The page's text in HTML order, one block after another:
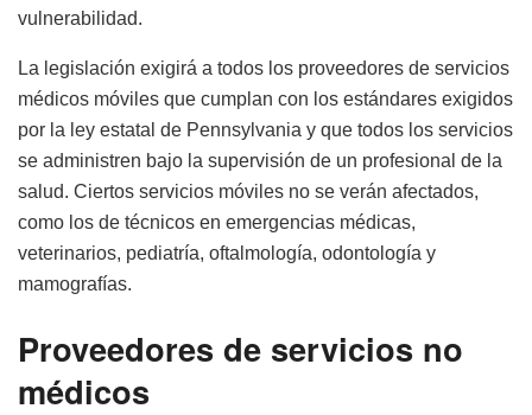
vulnerabilidad.
La legislación exigirá a todos los proveedores de servicios
médicos móviles que cumplan con los estándares exigidos
por la ley estatal de Pennsylvania y que todos los servicios
se administren bajo la supervisión de un profesional de la
salud. Ciertos servicios móviles no se verán afectados,
como los de técnicos en emergencias médicas,
veterinarios, pediatría, oftalmología, odontología y
mamografías.
Proveedores de servicios no
médicos